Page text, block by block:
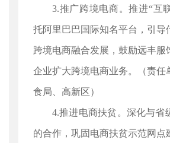
3.推广跨境电商。推进“互
托阿里巴巴国际知名平台，引导
跨境电商融合发展，鼓励远丰服
企业扩大跨境电商业务。（责任
食局、高新区）
4.推进电商扶贫。深化与省
的合作，巩固电商扶贫示范网点